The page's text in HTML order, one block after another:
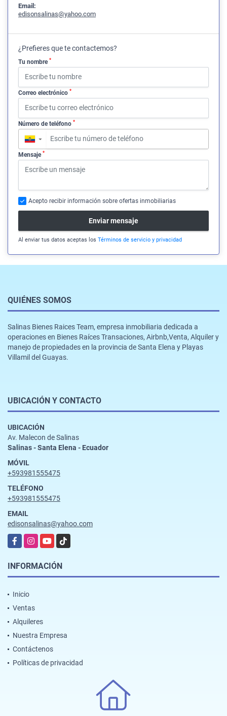
Email:
edisonsalinas@yahoo.com
¿Prefieres que te contactemos?
Tu nombre *
Correo electrónico *
Número de teléfono *
▼
Mensaje *
Acepto recibir información sobre ofertas inmobiliarias
Enviar mensaje
Al enviar tus datos aceptas los Términos de servicio y privacidad
QUIÉNES SOMOS
Salinas Bienes Raices Team, empresa inmobiliaria dedicada a
operaciones en Bienes Raíces Transaciones, Airbnb,Venta, Alquiler y
manejo de propiedades en la provincia de Santa Elena y Playas
Villamil del Guayas.
UBICACIÓN Y CONTACTO
UBICACIÓN
Av. Malecon de Salinas
Salinas - Santa Elena - Ecuador
MÓVIL
+593981555475
TELÉFONO
+593981555475
EMAIL
edisonsalinas@yahoo.com
FacebookInstagramYouTubeTikTok
INFORMACIÓN
Inicio
Ventas
Alquileres
Nuestra Empresa
Contáctenos
Políticas de privacidad